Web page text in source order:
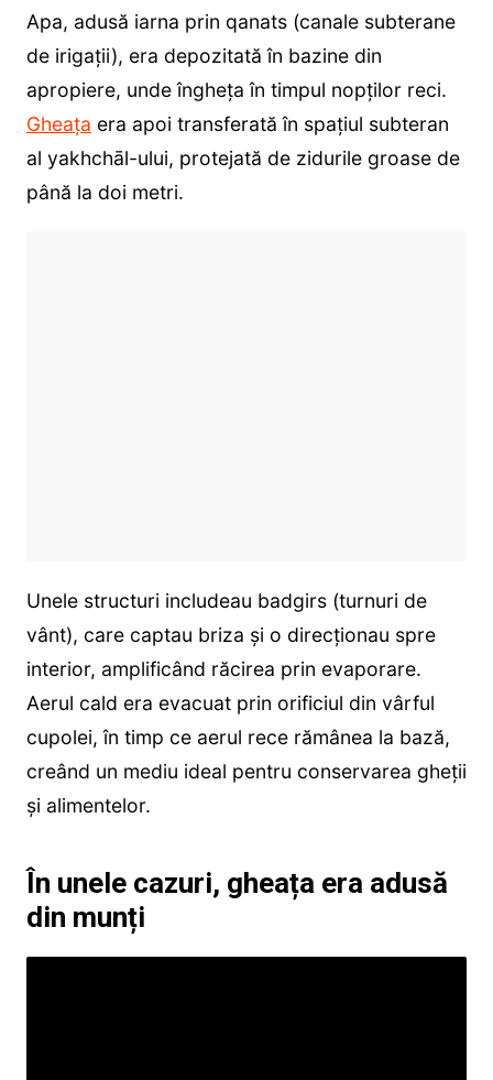
Apa, adusă iarna prin qanats (canale subterane
de irigații), era depozitată în bazine din
apropiere, unde îngheța în timpul nopților reci.
Gheața era apoi transferată în spațiul subteran
al yakhchāl-ului, protejată de zidurile groase de
până la doi metri.
Unele structuri includeau badgirs (turnuri de
vânt), care captau briza și o direcționau spre
interior, amplificând răcirea prin evaporare.
Aerul cald era evacuat prin orificiul din vârful
cupolei, în timp ce aerul rece rămânea la bază,
creând un mediu ideal pentru conservarea gheții
și alimentelor.
În unele cazuri, gheața era adusă
din munți